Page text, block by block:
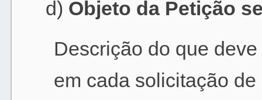
d) Objeto da Petição
Descrição do que
em cada solicitação